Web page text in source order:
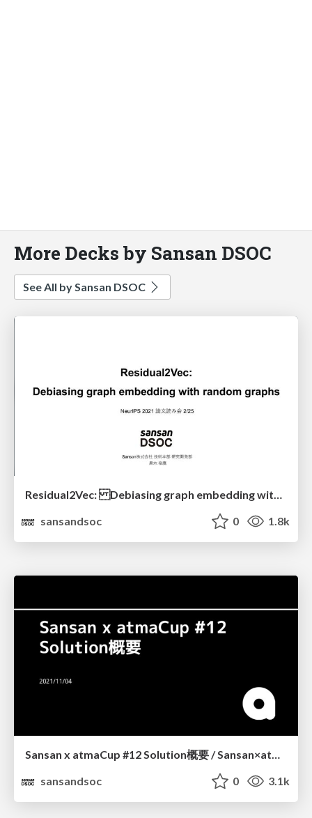
More Decks by Sansan DSOC
See All by Sansan DSOC
Residual2Vec: Debiasing graph embedding with random graphs
sansandsoc
0 1.8k
sansandsoc
0 3.1k